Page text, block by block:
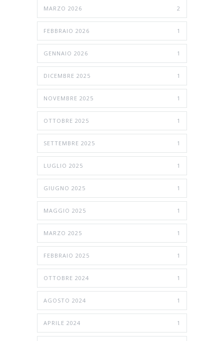
MARZO 2026 2
FEBBRAIO 2026 1
GENNAIO 2026 1
DICEMBRE 2025 1
NOVEMBRE 2025 1
OTTOBRE 2025 1
SETTEMBRE 2025 1
LUGLIO 2025 1
GIUGNO 2025 1
MAGGIO 2025 1
MARZO 2025 1
FEBBRAIO 2025 1
OTTOBRE 2024 1
AGOSTO 2024 1
APRILE 2024 1